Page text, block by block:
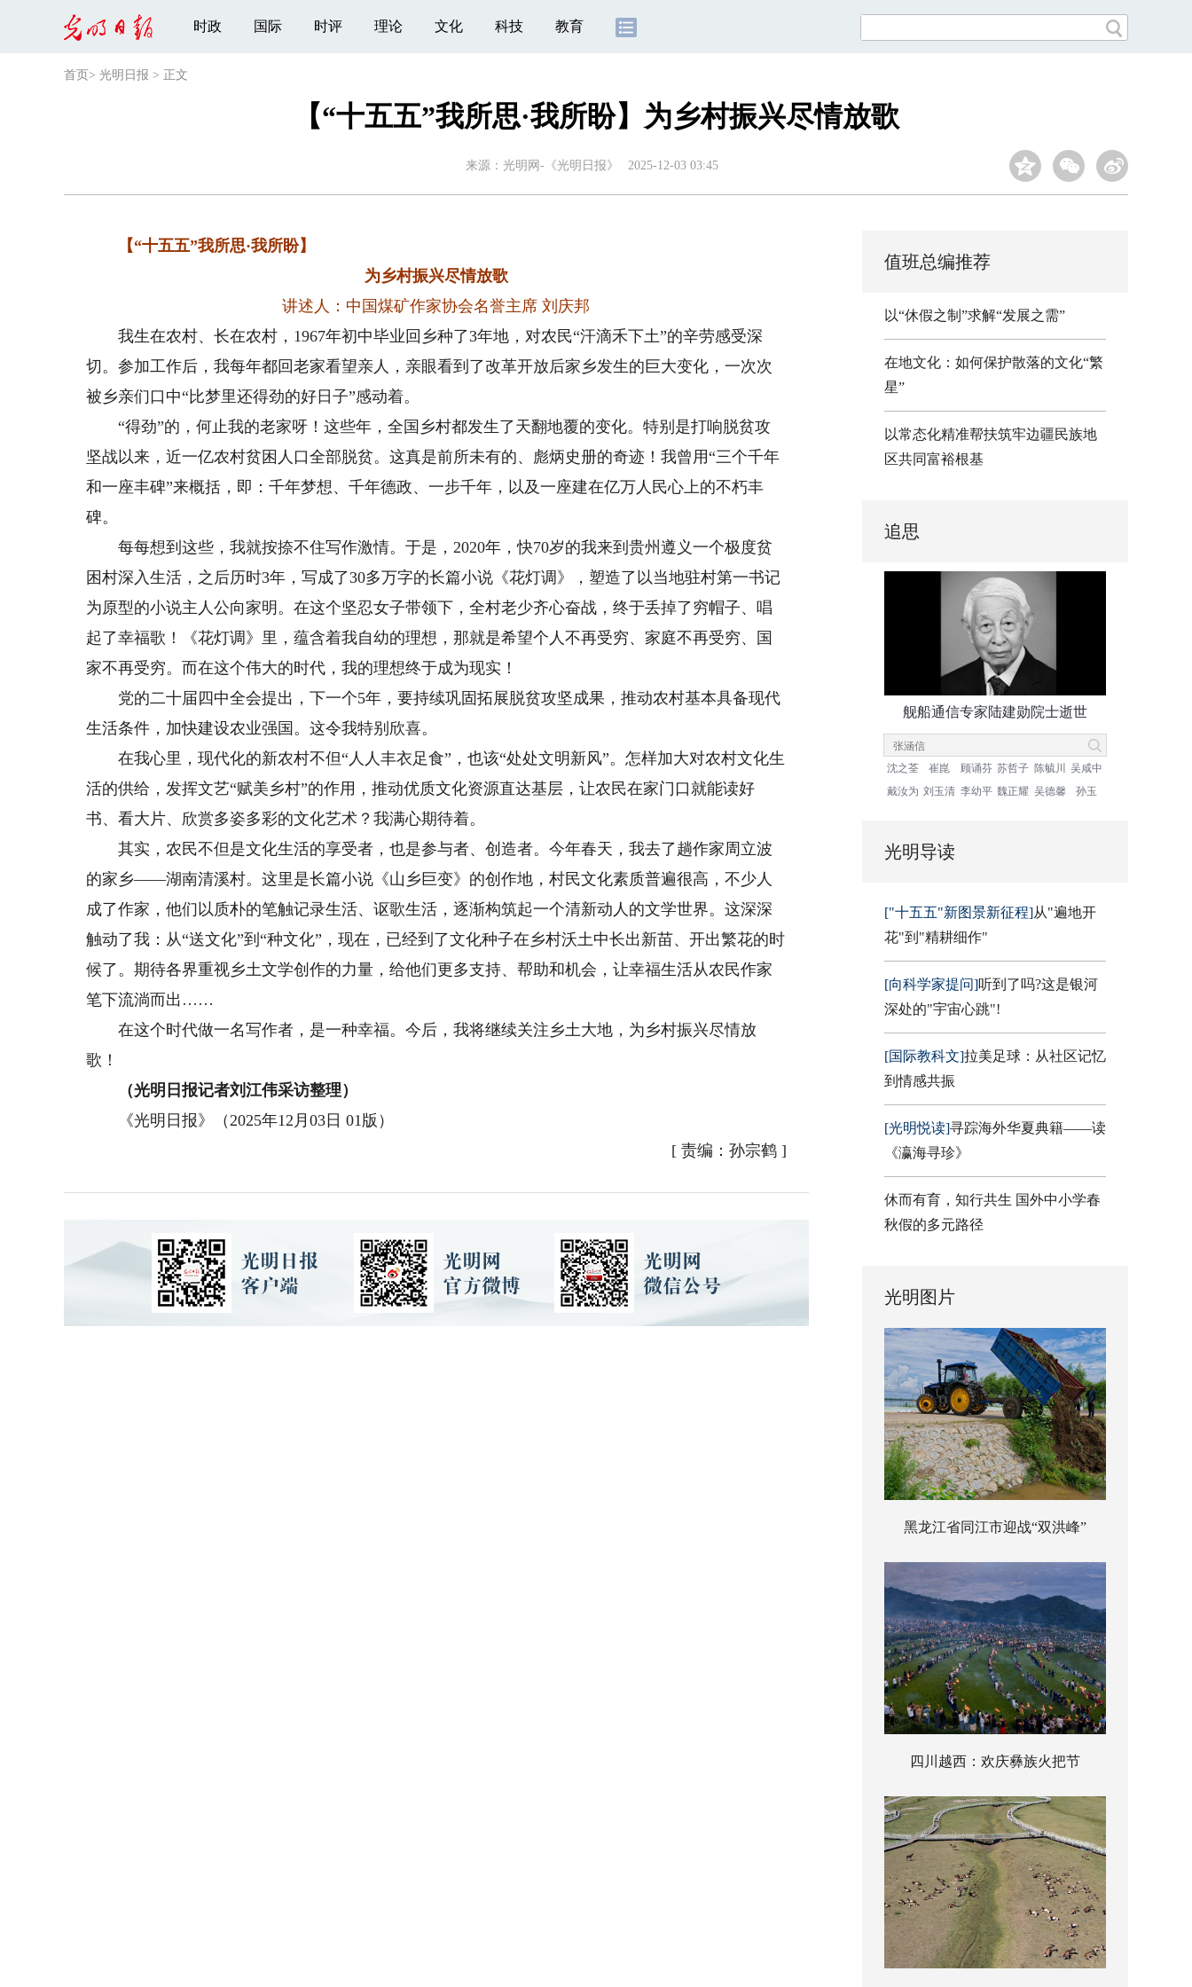
时政 国际 时评 理论 文化 科技 教育
首页 > 光明日报 > 正文
【“十五五”我所思·我所盼】为乡村振兴尽情放歌
来源： 光明网-《光明日报》 2025-12-03 03:45
【“十五五”我所思·我所盼】
为乡村振兴尽情放歌
讲述人：中国煤矿作家协会名誉主席 刘庆邦
我生在农村、长在农村，1967年初中毕业回乡种了3年地，对农民“汗滴禾下土”的辛劳感受深
切。参加工作后，我每年都回老家看望亲人，亲眼看到了改革开放后家乡发生的巨大变化，一次次
被乡亲们口中“比梦里还得劲的好日子”感动着。
“得劲”的，何止我的老家呀！这些年，全国乡村都发生了天翻地覆的变化。特别是打响脱贫攻
坚战以来，近一亿农村贫困人口全部脱贫。这真是前所未有的、彪炳史册的奇迹！我曾用“三个千年
和一座丰碑”来概括，即：千年梦想、千年德政、一步千年，以及一座建在亿万人民心上的不朽丰
碑。
每每想到这些，我就按捺不住写作激情。于是，2020年，快70岁的我来到贵州遵义一个极度贫
困村深入生活，之后历时3年，写成了30多万字的长篇小说《花灯调》，塑造了以当地驻村第一书记
为原型的小说主人公向家明。在这个坚忍女子带领下，全村老少齐心奋战，终于丢掉了穷帽子、唱
起了幸福歌！《花灯调》里，蕴含着我自幼的理想，那就是希望个人不再受穷、家庭不再受穷、国
家不再受穷。而在这个伟大的时代，我的理想终于成为现实！
党的二十届四中全会提出，下一个5年，要持续巩固拓展脱贫攻坚成果，推动农村基本具备现代
生活条件，加快建设农业强国。这令我特别欣喜。
在我心里，现代化的新农村不但“人人丰衣足食”，也该“处处文明新风”。怎样加大对农村文化生
活的供给，发挥文艺“赋美乡村”的作用，推动优质文化资源直达基层，让农民在家门口就能读好
书、看大片、欣赏多姿多彩的文化艺术？我满心期待着。
其实，农民不但是文化生活的享受者，也是参与者、创造者。今年春天，我去了趟作家周立波
的家乡——湖南清溪村。这里是长篇小说《山乡巨变》的创作地，村民文化素质普遍很高，不少人
成了作家，他们以质朴的笔触记录生活、讴歌生活，逐渐构筑起一个清新动人的文学世界。这深深
触动了我：从“送文化”到“种文化”，现在，已经到了文化种子在乡村沃土中长出新苗、开出繁花的时
候了。期待各界重视乡土文学创作的力量，给他们更多支持、帮助和机会，让幸福生活从农民作家
笔下流淌而出……
在这个时代做一名写作者，是一种幸福。今后，我将继续关注乡土大地，为乡村振兴尽情放
歌！
（光明日报记者刘江伟采访整理）
《光明日报》（2025年12月03日 01版）
[ 责编：孙宗鹤]
值班总编推荐
以“休假之制”求解“发展之需”
在地文化：如何保护散落的文化“繁
星”
以常态化精准帮扶筑牢边疆民族地
区共同富裕根基
追思
舰船通信专家陆建勋院士逝世
沈之荃 崔崑 顾诵芬 苏哲子 陈毓川
吴咸中
戴汝为 刘玉清 李幼平 魏正耀 吴德馨 孙玉
光明导读
["十五五"新图景新征程]从"遍地开
花"到"精耕细作"
[向科学家提问]听到了吗?这是银河
深处的"宇宙心跳"!
[国际教科文]拉美足球：从社区记忆
到情感共振
[光明悦读]寻踪海外华夏典籍——读
《瀛海寻珍》
休而有育，知行共生 国外中小学春
秋假的多元路径
光明图片
黑龙江省同江市迎战“双洪峰”
四川越西：欢庆彝族火把节